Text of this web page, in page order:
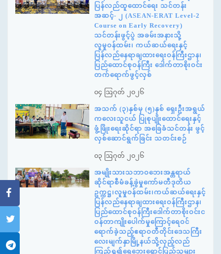
ပြန်လည်ထူထောင်ရေး သင်တန်း
အဆင့်- ၂ (ASEAN-ERAT Level-2
Course on Early Recovery)
သင်တန်းဖွင့်ပွဲ အခမ်းအနားသို့
လူမှုဝန်ထမ်း၊ ကယ်ဆယ်ရေးနှင့်
ပြန်လည်နေရာချထားရေးဝန်ကြီးဌာန၊
ပြည်ထောင်စုဝန်ကြီး ဒေါက်တာစိုးဝင်း
တက်ရောက်ဖွင့်လှစ်
၀၄ ဩဂုတ် ၂၀၂၆
အသက် (၃)နှစ်မှ (၅)နှစ် ရှေးဦးအရွယ်
ကလေးသူငယ် ပြုစုပျိုးထောင်ရေးနှင့်
ဖွံ့ဖြိုးရေးဆိုင်ရာ အခြေခံသင်တန်း ဖွင့်
လှစ်ဆောင်ရွက်ခြင်း သတင်းစဉ်
၀၃ ဩဂုတ် ၂၀၂၆
အမျိုးသားသဘာဝဘေးအန္တရာယ်
ဆိုင်ရာစီမံခန့်ခွဲမှုကော်မတီဒုတိယ
ဥက္ကဋ္ဌ၊လူမှုဝန်ထမ်း၊ကယ်ဆယ်ရေးနှင့်
ပြန်လည်နေရာချထားရေးဝန်ကြီးဌာန၊
ပြည်ထောင်စုဝန်ကြီးဒေါက်တာစိုးဝင်းင
ဝန်တာကျိုးပေါက်မှုကြောင့်ရေဝင်
ရောက်ခဲ့သည့်ဧရာဝတီတိုင်းဒေသကြီး
လေးမျက်နှာမြို့နယ်သို့လှည့်လည်
ကြည့်ရှု၍ရေဘေးရှောင်ပြည်သူများ